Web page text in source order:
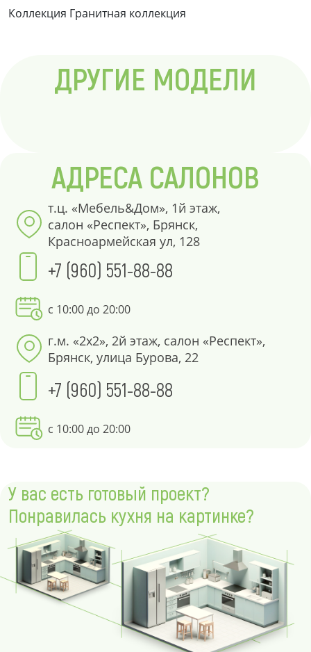
Коллекция Гранитная коллекция
ДРУГИЕ МОДЕЛИ
АДРЕСА САЛОНОВ
т.ц. «Мебель&Дом», 1й этаж,
салон «Респект», Брянск,
Красноармейская ул, 128
+7 (960) 551-88-88
с 10:00 до 20:00
г.м. «2х2», 2й этаж, салон «Респект»,
Брянск, улица Бурова, 22
+7 (960) 551-88-88
с 10:00 до 20:00
У вас есть готовый проект?
Понравилась кухня на картинке?